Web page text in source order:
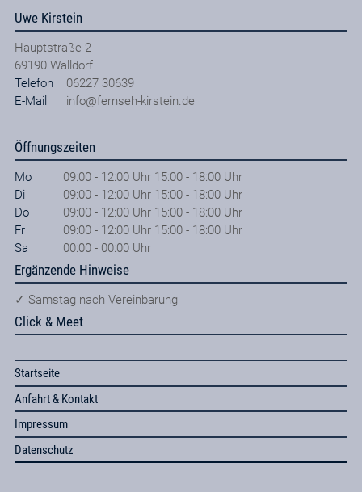
Uwe Kirstein
Hauptstraße 2
69190 Walldorf
Telefon
06227 30639
E-Mail
info@fernseh-kirstein.de
Öffnungszeiten
Mo
09:00 - 12:00 Uhr 15:00 - 18:00 Uhr
Di
09:00 - 12:00 Uhr 15:00 - 18:00 Uhr
Do
09:00 - 12:00 Uhr 15:00 - 18:00 Uhr
Fr
09:00 - 12:00 Uhr 15:00 - 18:00 Uhr
Sa
00:00 - 00:00 Uhr
Ergänzende Hinweise
✓ Samstag nach Vereinbarung
Click & Meet
Startseite
Anfahrt & Kontakt
Impressum
Datenschutz